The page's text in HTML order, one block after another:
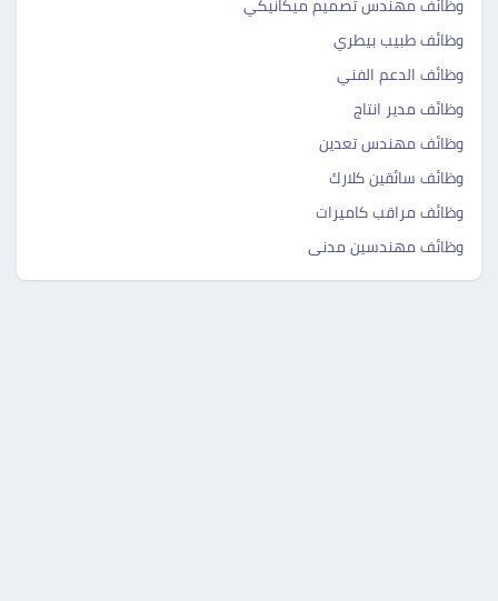
وظائف مهندس تصميم ميكانيكي
وظائف طبيب بيطري
وظائف الدعم الفني
وظائف مدير انتاج
وظائف مهندس تعدين
وظائف سائقين كلارك
وظائف مراقب كاميرات
وظائف مهندسين مدنى